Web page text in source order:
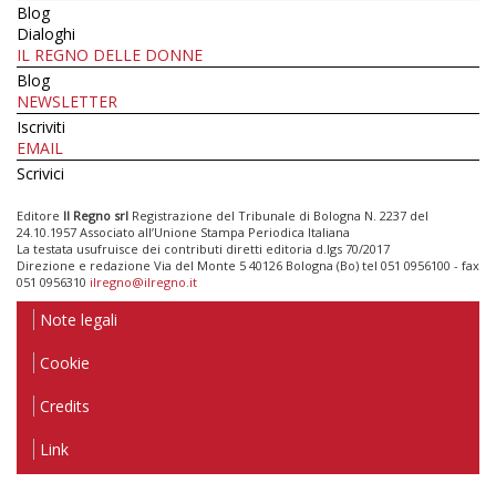
Blog
Dialoghi
IL REGNO DELLE DONNE
Blog
NEWSLETTER
Iscriviti
EMAIL
Scrivici
Editore Il Regno srl Registrazione del Tribunale di Bologna N. 2237 del
24.10.1957 Associato all’Unione Stampa Periodica Italiana
La testata usufruisce dei contributi diretti editoria d.lgs 70/2017
Direzione e redazione Via del Monte 5 40126 Bologna (Bo) tel 051 0956100 - fax
051 0956310 ilregno@ilregno.it
Note legali
Cookie
Credits
Link